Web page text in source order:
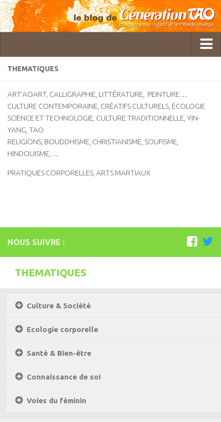
GTAO Rédaction
Pol Charoy
Delphine Lhuillier
Cécile Bercegeay
GTAO Community
GRETT
Thematiques
Ecologie corporelle
THEMATIQUES
ART’AOART, CALLIGRAPHIE, LITTÉRATURE, PEINTURE…
CULTURE CONTEMPORAINE, CRÉATIFS CULTURELS, ÉCOLOGIE
SCIENCE ET TECHNOLOGIE, CULTURE TRADITIONNELLE, YIN-
YANG, TAO
RELIGIONS, BOUDDHISME, CHRISTIANISME, SOUFISME,
HINDOUISME,…
PRATIQUES CORPORELLES, ARTS MARTIAUX
NOUS SUIVRE :
THEMATIQUES
Culture & Société
Ecologie corporelle
Santé & Bien-être
Connaissance de soi
Voies du féminin